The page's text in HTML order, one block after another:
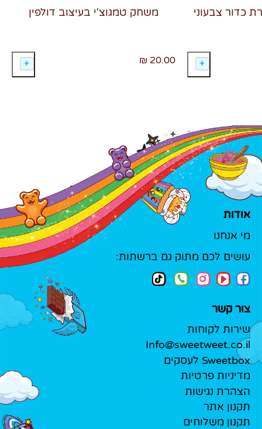
משחק טמגוצ'י בעיצוב דולפין
20.00 ₪
כדור צבעוני
אודות
מי אנחנו
עושים לכם מתוק גם ברשתות:
צור קשר
שירות לקוחות
Info@sweetweet.co.il
Sweetbox לעסקים
מדיניות פרטיות
הצהרת נגישות
תקנון אתר
תקנון משלוחים